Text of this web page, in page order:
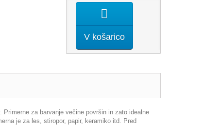
V košarico
za barvanje večine površin in zato idealne
je za les, stiropor, papir, keramiko itd. Pred